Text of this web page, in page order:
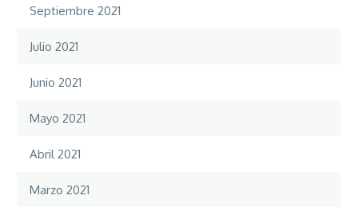
Septiembre 2021
Julio 2021
Junio 2021
Mayo 2021
Abril 2021
Marzo 2021